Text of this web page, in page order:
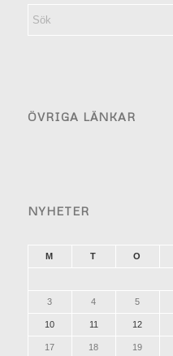
ÖVRIGA LÄNKAR
NYHETER
M T O
3 4 5
10 11 12
17 18 19